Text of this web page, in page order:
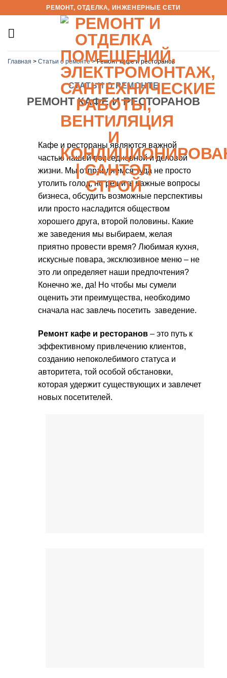
content
РЕМОНТ, ОТДЕЛКА, ИНЖЕНЕРНЫЕ СЕТИ
Главная > Статьи о ремонте>Ремонт кафе и ресторанов
СТАТЬИ О РЕМОНТЕ
РЕМОНТ КАФЕ И РЕСТОРАНОВ
Кафе и рестораны являются важной
частью нашей повседневной и деловой
жизни. Мы отправляемся туда не просто
утолить голод, но решить важные вопросы
бизнеса, обсудить возможные перспективы
или просто насладится обществом
хорошего друга, второй половины. Какие
же заведения мы выбираем, желая
приятно провести время? Любимая кухня,
искусные повара, эксклюзивное меню – не
это ли определяет наши предпочтения?
Конечно же, да! Но чтобы мы сумели
оценить эти преимущества, необходимо
сначала нас завлечь посетить заведение.
Ремонт кафе и ресторанов – это путь к
эффективному привлечению клиентов,
созданию непоколебимого статуса и
авторитета, той особой обстановки,
которая удержит существующих и завлечет
новых посетителей.